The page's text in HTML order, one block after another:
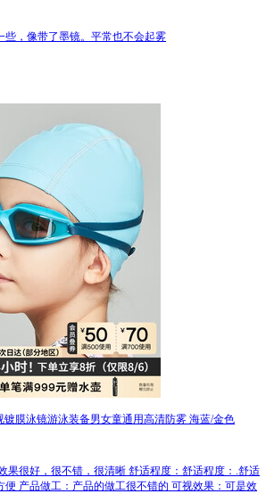
些，像带了墨镜。平常也不会起雾
镀膜泳镜游泳装备男女童通用高清防雾 海蓝/金色
果很好，很不错，很清晰 舒适程度：舒适程度：.舒适
便 产品做工：产品的做工很不错的 可视效果：可是效